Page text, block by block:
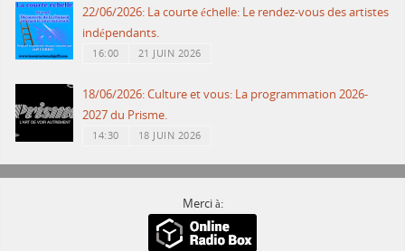
22/06/2026: La courte échelle: Le rendez-vous des artistes
indépendants.
16:00 21 JUIN 2026
18/06/2026: Culture et vous: La programmation 2026-
2027 du Prisme.
14:30 18 JUIN 2026
Merci à: